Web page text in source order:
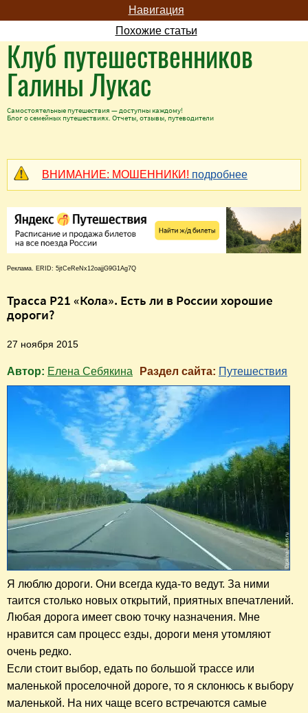
Навигация
Похожие статьи
Клуб путешественников
Галины Лукас
Самостоятельные путешествия — доступны каждому!
Блог о семейных путешествиях. Отчеты, отзывы, путеводители
ВНИМАНИЕ: МОШЕННИКИ! подробнее
Реклама. ERID: 5jtCeReNx12oajjG9G1Ag7Q
Трасса Р21 «Кола». Есть ли в России хорошие
дороги?
27 ноября 2015
Автор: Елена Себякина Раздел сайта: Путешествия
Я люблю дороги. Они всегда куда-то ведут. За ними
таится столько новых открытий, приятных впечатлений.
Любая дорога имеет свою точку назначения. Мне
нравится сам процесс езды, дороги меня утомляют
очень редко.
Если стоит выбор, едать по большой трассе или
маленькой проселочной дороге, то я склонюсь к выбору
маленькой. На них чаще всего встречаются самые